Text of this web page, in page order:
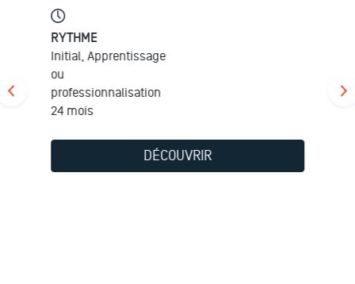
RYTHME
Initial, Apprentissage
ou
professionnalisation
24 mois
DÉCOUVRIR